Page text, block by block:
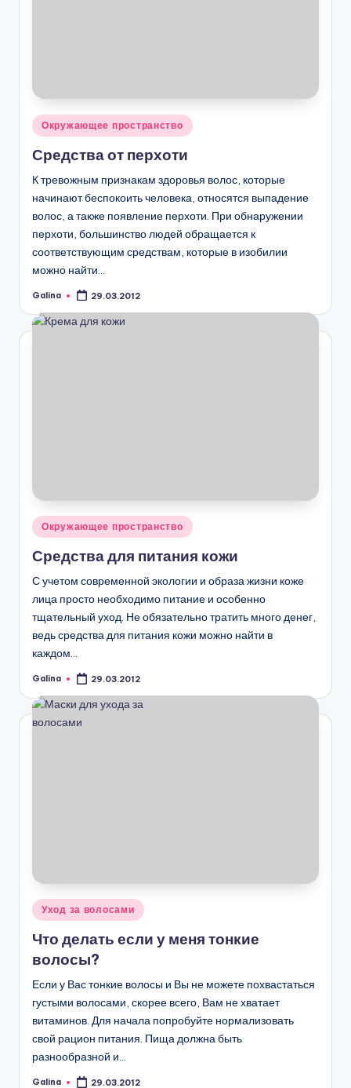
Опубликовано
Окружающее пространство
Средства от перхоти
К тревожным признакам здоровья волос, которые
начинают беспокоить человека, относятся выпадение
волос, а также появление перхоти. При обнаружении
перхоти, большинство людей обращается к
соответствующим средствам, которые в изобилии
можно найти…
Запись
Galina 29.03.2012
Опубликовано
Окружающее пространство
Средства для питания кожи
С учетом современной экологии и образа жизни коже
лица просто необходимо питание и особенно
тщательный уход. Не обязательно тратить много денег,
ведь средства для питания кожи можно найти в
каждом…
Запись
Galina 29.03.2012
Опубликовано
Уход за волосами
Что делать если у меня тонкие
волосы?
Если у Вас тонкие волосы и Вы не можете похвастаться
густыми волосами, скорее всего, Вам не хватает
витаминов. Для начала попробуйте нормализовать
свой рацион питания. Пища должна быть
разнообразной и…
Запись
Galina 29.03.2012